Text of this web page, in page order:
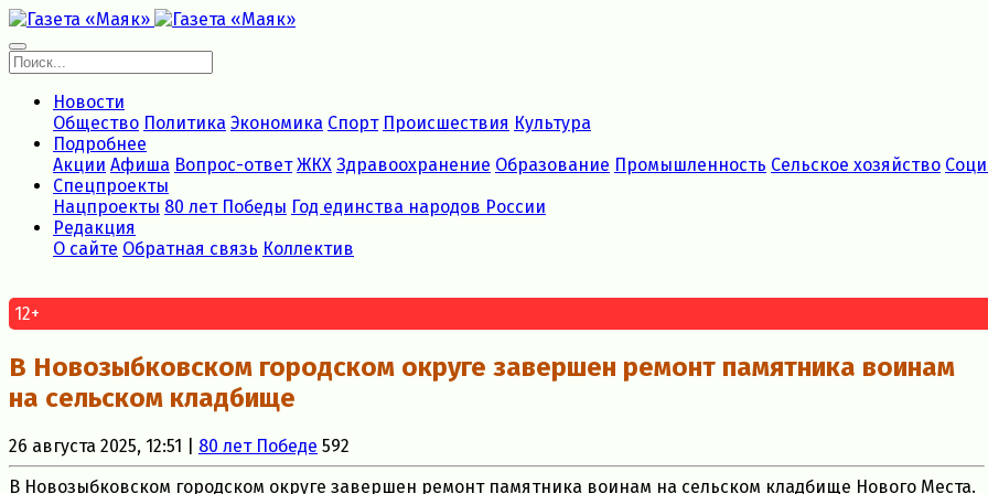
Новости
Общество Политика Экономика Спорт Происшествия Культура
Подробнее
Акции Афиша Вопрос-ответ ЖКХ Здравоохранение Образование Промышленность Сельское хозяйство
Спецпроекты
Нацпроекты 80 лет Победы Год единства народов России
Редакция
О сайте Обратная связь Коллектив
12+
В Новозыбковском городском округе завершен ремонт памятника воинам
на сельском кладбище
26 августа 2025, 12:51 | 80 лет Победе 592
В Новозыбковском городском округе завершен ремонт памятника воинам на сельском кладбище Нового Места.